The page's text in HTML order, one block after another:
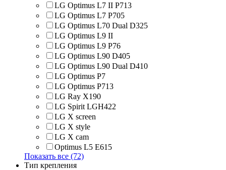
LG Optimus L7 II P713
LG Optimus L7 P705
LG Optimus L70 Dual D325
LG Optimus L9 II
LG Optimus L9 P76
LG Optimus L90 D405
LG Optimus L90 Dual D410
LG Optimus P7
LG Optimus P713
LG Ray X190
LG Spirit LGH422
LG X screen
LG X style
LG Х cam
Optimus L5 E615
Показать все (72)
Тип крепления